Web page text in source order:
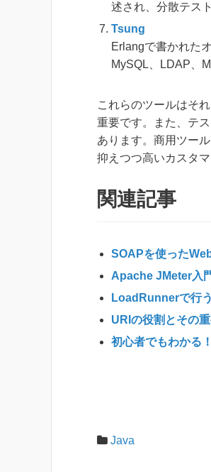
述され、分散テス
Tsung
Erlangで書かれた
MySQL、LDAP、
これらのツールはそ
重要です。また、テ
あります。商用ツー
抑えつつ高いカスタ
関連記事
SOAPを使った
Apache JMeter入
LoadRunnerで行
URIの役割とその
初心者でもわかる
Java